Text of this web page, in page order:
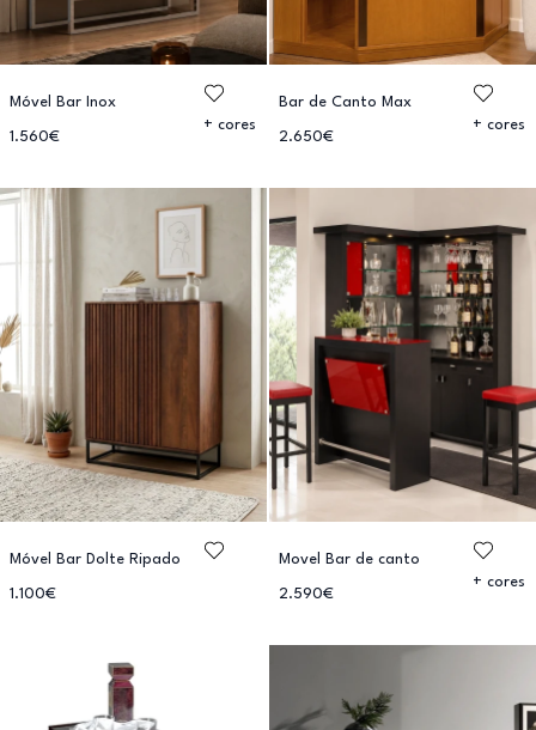
Móvel Bar Inox
1.560€
+ cores
Bar de Canto Max
2.650€
+ cores
Móvel Bar Dolte Ripado
1.100€
Movel Bar de canto
2.590€
+ cores